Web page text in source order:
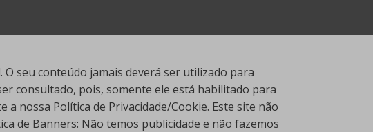
seu conteúdo jamais deverá ser utilizado para
consultado, pois, somente ele está habilitado para
nossa Política de Privacidade/Cookie. Este site não
de Banners: Não temos publicidade e não fazemos